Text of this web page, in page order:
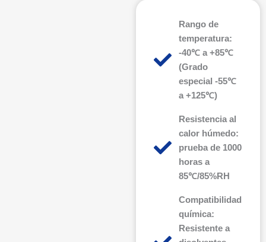
Rango de
temperatura:
-40℃ a +85℃
(Grado
especial -55℃
a +125℃)
Resistencia al
calor húmedo:
prueba de 1000
horas a
85℃/85%RH
Compatibilidad
química:
Resistente a